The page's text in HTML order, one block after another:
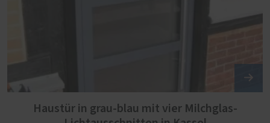
Haustür in grau-blau mit vier Milchglas-